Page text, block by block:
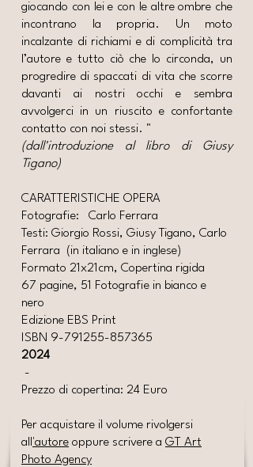
giocando con lei e con le altre ombre che
incontrano la propria. Un moto
incalzante di richiami e di complicità tra
l’autore e tutto ciò che lo circonda, un
progredire di spaccati di vita che scorre
davanti ai nostri occhi e sembra
avvolgerci in un riuscito e confortante
contatto con noi stessi. "
(dall'introduzione al libro di Giusy
Tigano)
CARATTERISTICHE OPERA
Fotografie: Carlo Ferrara
Testi: Giorgio Rossi, Giusy Tigano, Carlo
Ferrara (in italiano e in inglese)
Formato 21x21cm, Copertina rigida
67 pagine, 51 Fotografie in bianco e
nero
Edizione EBS Print
ISBN 9-791255-857365
2024
-
Prezzo di copertina: 24 Euro
Per acquistare il volume rivolgersi
all 'autore oppure scrivere a GT Art
Photo Agency